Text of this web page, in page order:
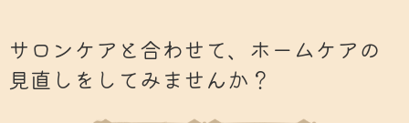
サロンケアと合わせて、ホームケアの
見直しをしてみませんか？